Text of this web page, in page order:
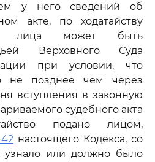
у него сведений об
акте, по ходатайству
лица может быть
Верховного Суда
при условии, что
не позднее чем через
вступления в законную
судебного акта
подано лицом,
настоящего Кодекса, со
узнало или должно было